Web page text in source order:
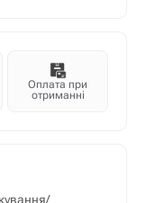
Оплата при
отриманні